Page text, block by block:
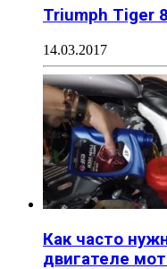
Triumph Tiger
14.03.2017
Как часто
двигателе